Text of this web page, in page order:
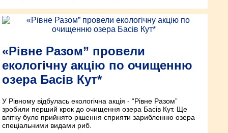
«Рівне Разом” провели
екологічну акцію по очищенню
озера Басів Кут*
У Рівному відбулась екологічна акція - “Рівне Разом”
зробили перший крок до очищення озера Басів Кут. Ще
влітку було прийнято рішення сприяти зарибленню озера
спеціальними видами риб.